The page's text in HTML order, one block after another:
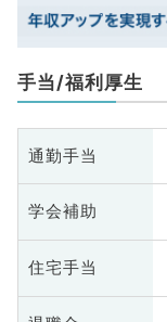
手当/福利厚生
通勤手当
学会補助
住宅手当